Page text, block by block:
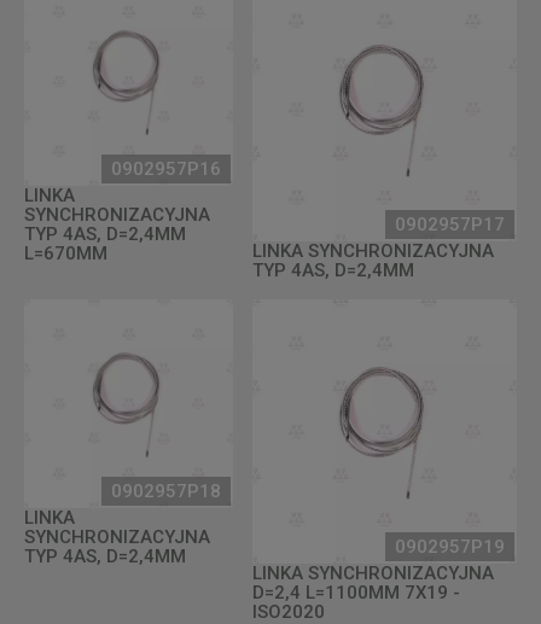
0902957P16
LINKA
SYNCHRONIZACYJNA
TYP 4AS, D=2,4MM
L=670MM
0902957P17
LINKA SYNCHRONIZACYJNA
TYP 4AS, D=2,4MM
0902957P18
LINKA
SYNCHRONIZACYJNA
TYP 4AS, D=2,4MM
0902957P19
LINKA SYNCHRONIZACYJNA
D=2,4 L=1100MM 7X19 -
ISO2020